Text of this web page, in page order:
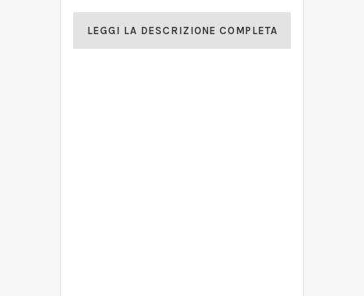
LEGGI LA DESCRIZIONE COMPLETA